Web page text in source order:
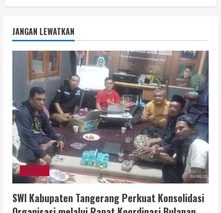
JANGAN LEWATKAN
Berita
SWI Kabupaten Tangerang Perkuat Konsolidasi